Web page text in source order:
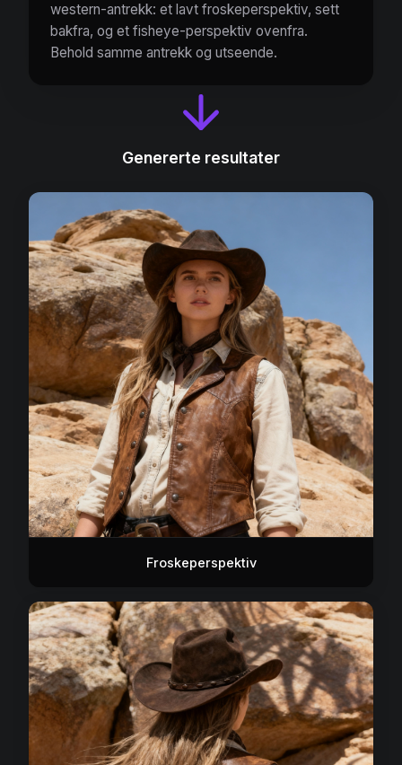
western-antrekk: et lavt froskeperspektiv, sett
bakfra, og et fisheye-perspektiv ovenfra.
Behold samme antrekk og utseende.
Genererte resultater
Froskeperspektiv